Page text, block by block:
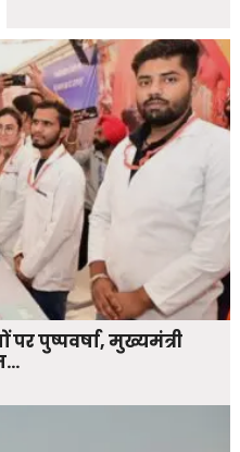
पर पुष्पवर्षा, मुख्यमंत्री